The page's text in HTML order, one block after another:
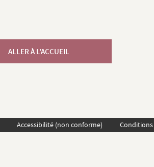
ALLER À L'ACCUEIL
Accessibilité (non conforme)